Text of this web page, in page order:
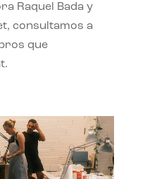
Raquel Bada y
consultamos a
que